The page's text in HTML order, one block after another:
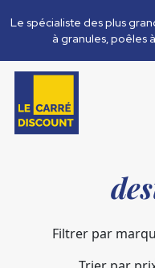
Le spécialiste des plus
à granules, poêles
Filtrer par